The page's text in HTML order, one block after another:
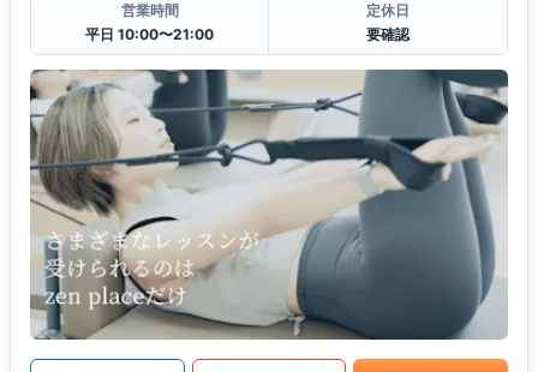
営業時間
平日 10:00〜21:00
定休日
要確認